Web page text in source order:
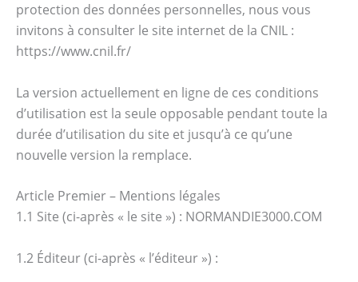
protection des données personnelles, nous vous
invitons à consulter le site internet de la CNIL :
https://www.cnil.fr/
La version actuellement en ligne de ces conditions
d’utilisation est la seule opposable pendant toute la
durée d’utilisation du site et jusqu’à ce qu’une
nouvelle version la remplace.
Article Premier – Mentions légales
1.1 Site (ci-après « le site ») : NORMANDIE3000.COM
1.2 Éditeur (ci-après « l’éditeur ») :